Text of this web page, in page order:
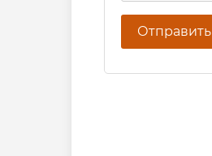
Отправить